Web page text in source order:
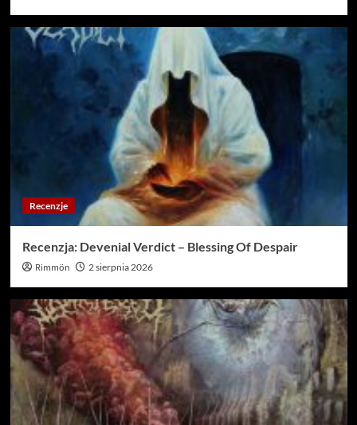
Recenzje
Recenzja: Devenial Verdict – Blessing Of Despair
Rimmön 2 sierpnia 2026